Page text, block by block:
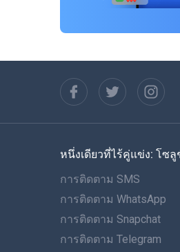
หนึ่งเดียวที่ไร้คู่แข่ง: โซ
การติดตาม SMS
การติดตาม WhatsApp
การติดตาม Snapchat
การติดตาม Telegram